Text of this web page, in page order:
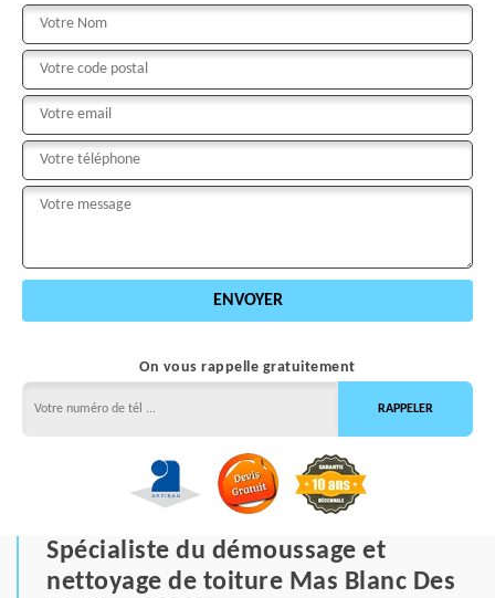
On vous rappelle gratuitement
Spécialiste du démoussage et
nettoyage de toiture Mas Blanc Des